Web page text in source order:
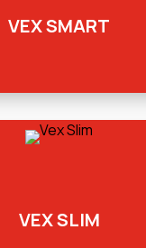
VEX SMART
VEX SLIM